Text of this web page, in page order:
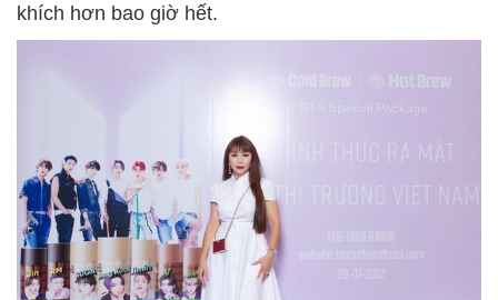
khích hơn bao giờ hết.